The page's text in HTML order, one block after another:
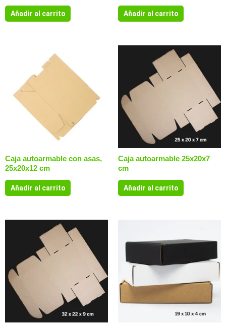
Añadir al carrito Añadir al carrito
Caja autoarmable con asas,
25x20x12 cm
Añadir al carrito
Caja autoarmable 25x20x7
cm
Añadir al carrito